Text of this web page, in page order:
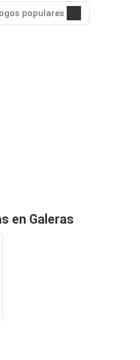
populares
en Galeras